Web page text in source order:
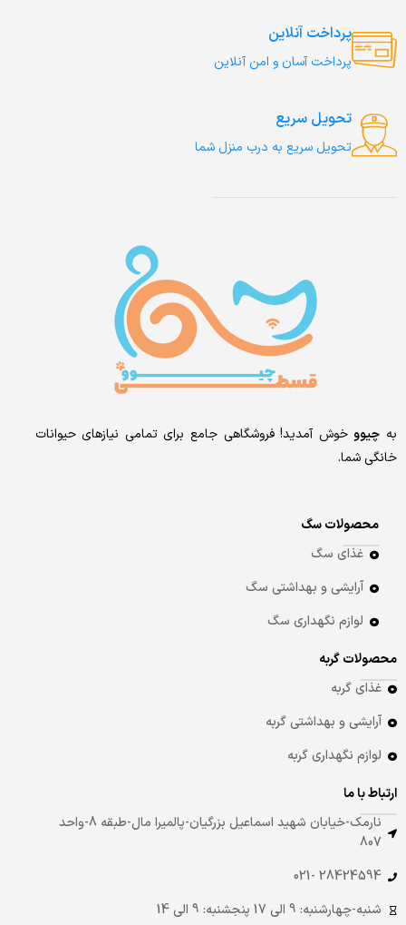
پرداخت آنلاین
پرداخت آسان و امن آنلاین
تحویل سریع
تحویل سریع به درب منزل شما
به چیووخوش آمدید! فروشگاهی جامع برای تمامی نیازهای حیوانات
خانگی شما.
محصولات سگ
غذای سگ
آرایشی و بهداشتی سگ
لوازم نگهداری سگ
محصولات گربه
غذای گربه
آرایشی و بهداشتی گربه
لوازم نگهداری گربه
ارتباط با ما
نارمک-خیابان شهید اسماعیل بزرگیان-پالمیرا مال-طبقه 8-واحد
807
28424594 -021
شنبه-چهارشنبه: 9 الی 17 پنجشنبه: 9 الی 14